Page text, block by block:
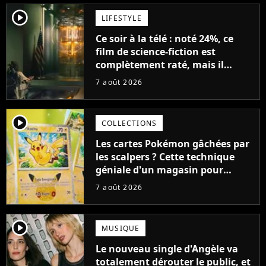
player2 LIFESTYLE
Ce soir à la télé : noté 24%, ce
film de science-fiction est
complètement raté, mais il
aurait pu être encore pire à
7 août 2026
player2 COLLECTIONS
Les cartes Pokémon gâchées par
les scalpers ? Cette technique
géniale d'un magasin pour
ruiner les revendeurs
7 août 2026
player2 MUSIQUE
Le nouveau single d'Angèle va
totalement dérouter le public, et